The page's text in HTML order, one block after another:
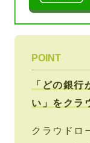
POINT
「どの銀
い」をクラ
クラウドロ